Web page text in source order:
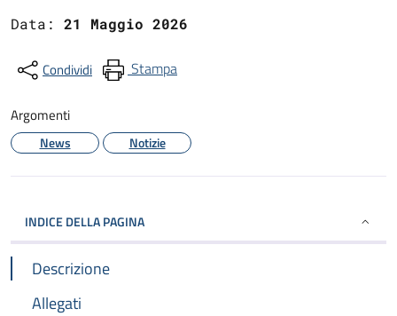
Data: 21 Maggio 2026
Condividi Stampa
Argomenti
News Notizie
INDICE DELLA PAGINA
Descrizione
Allegati